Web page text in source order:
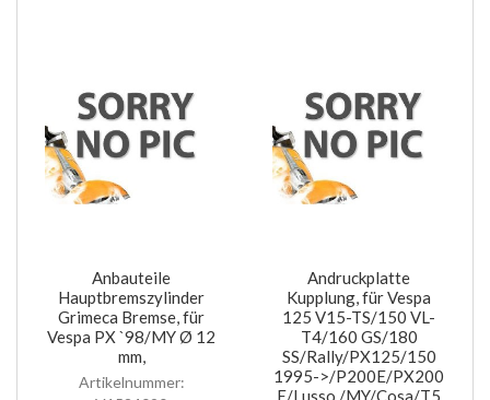
Anbauteile
Hauptbremszylinder
Grimeca Bremse, für
Vespa PX `98/MY Ø 12
mm,
Artikelnummer:
Andruckplatte
Kupplung, für Vespa
125 V15-TS/150 VL-
T4/160 GS/180
SS/Rally/PX125/150
1995->/P200E/PX200
E/Lusso /MY/Cosa/T5